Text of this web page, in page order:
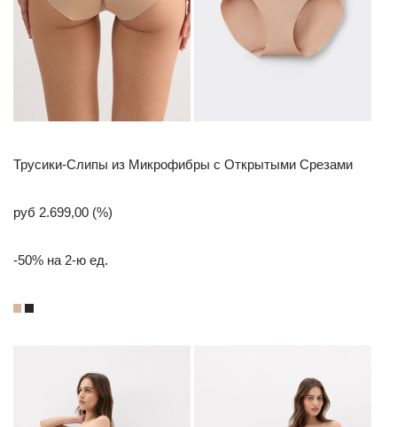
Трусики-Слипы из Микрофибры с Открытыми Срезами
руб 2.699,00 (%)
-50% на 2-ю ед.